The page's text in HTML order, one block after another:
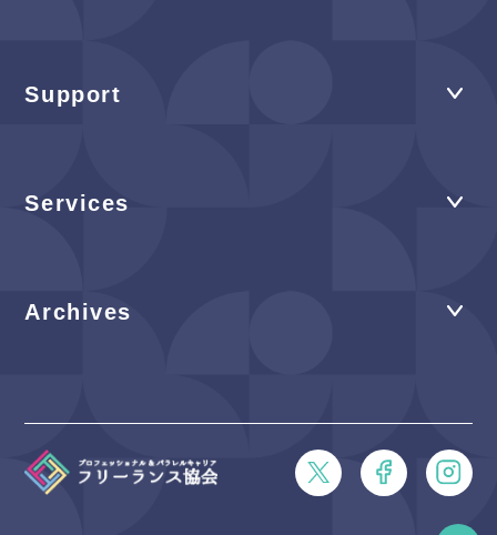
Support
Services
Archives